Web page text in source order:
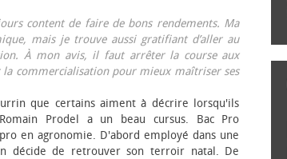
content de faire de bons rendements. Ma
mais je trouve aussi gratifiant d’aller au
À mon avis, il faut arrêter la course aux
commercialisation pour mieux maîtriser ses
que certains aiment à décrire lorsqu'ils
Prodel a un beau cursus. Bac Pro
en agronomie. D'abord employé dans une
décide de retrouver son terroir natal. De